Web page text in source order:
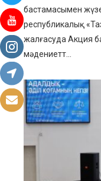
бастамасымен
республикалық
жалғасуда Акция
мәдениетт...